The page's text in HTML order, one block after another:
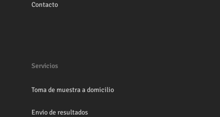
Contacto
Servicios
Toma de muestra a domicilio
Envio de resultados